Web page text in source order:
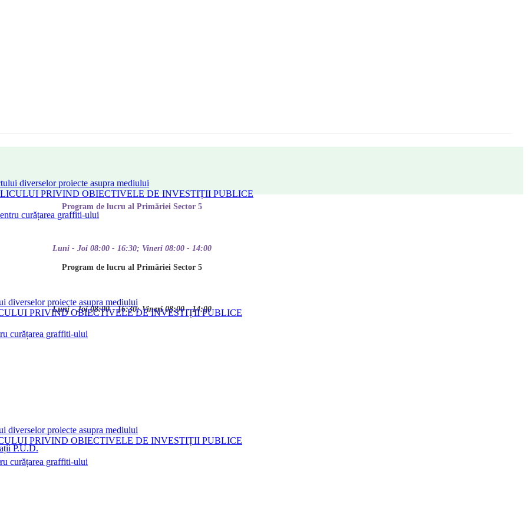
diverselor proiecte asupra mediului
PRIVIND OBIECTIVELE DE INVESTIȚII PUBLICE
curățarea graffiti-ului
P.U.D.
Program de lucru al Primăriei Sector 5
Luni - Joi 08:00 - 16:30; Vineri 08:00 - 14:00
Program de lucru al Primăriei Sector 5
Luni - Joi 08:00 - 16:30; Vineri 08:00 - 14:00
diverselor proiecte asupra mediului
PRIVIND OBIECTIVELE DE INVESTIȚII PUBLICE
curățarea graffiti-ului
diverselor proiecte asupra mediului
PRIVIND OBIECTIVELE DE INVESTIȚII PUBLICE
curățarea graffiti-ului